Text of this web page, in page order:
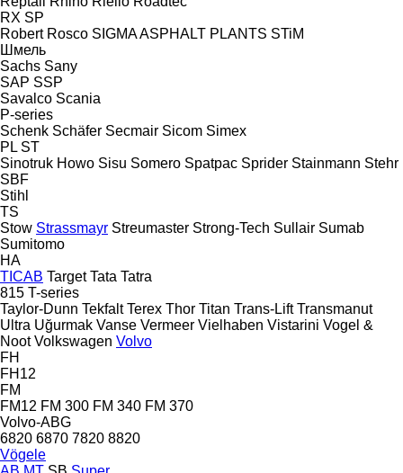
RX SP
Robert Rosco SIGMA ASPHALT PLANTS STiM
Шмель
Sachs Sany
SAP SSP
Savalco Scania
P-series
Schenk Schäfer Secmair Sicom Simex
PL ST
Sinotruk Howo Sisu Somero Spatpac Sprider Stainmann Stehr
SBF
Stihl
TS
Stow Strassmayr Streumaster Strong-Tech Sullair Sumab
Sumitomo
HA
TICAB Target Tata Tatra
815 T-series
Taylor-Dunn Tekfalt Terex Thor Titan Trans-Lift Transmanut
Ultra Uğurmak Vanse Vermeer Vielhaben Vistarini Vogel &
Noot Volkswagen Volvo
FH
FH12
FM
FM12 FM 300 FM 340 FM 370
Volvo-ABG
6820 6870 7820 8820
Vögele